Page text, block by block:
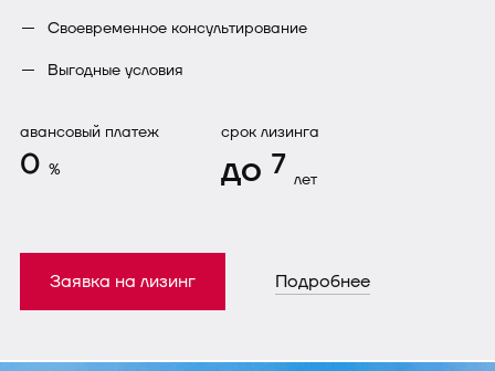
Своевременное консультирование
Выгодные условия
авансовый платеж
0 %
срок лизинга
до 7 лет
Заявка на лизинг Подробнее